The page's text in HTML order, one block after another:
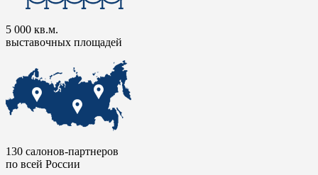
5 000 кв.м.
выставочных площадей
130 салонов-партнеров
по всей России